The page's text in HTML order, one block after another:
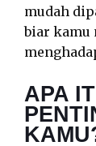
mudah
biar kamu
APA